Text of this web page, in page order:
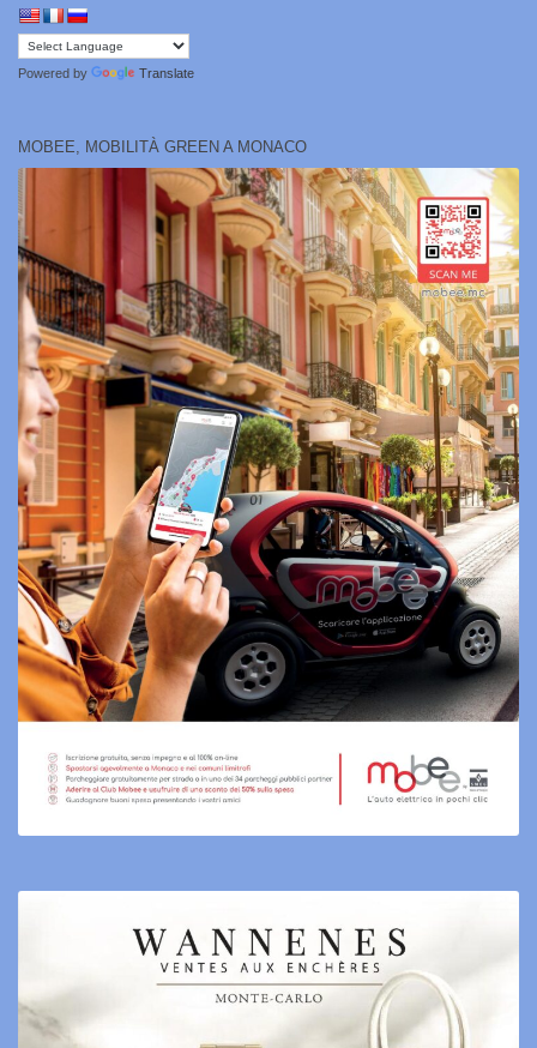
Powered by Translate
MOBEE, MOBILITÀ GREEN A MONACO